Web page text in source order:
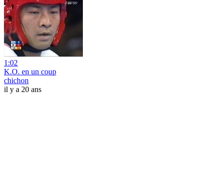
1:02
K.O. en un coup
chichon
il y a 20 ans